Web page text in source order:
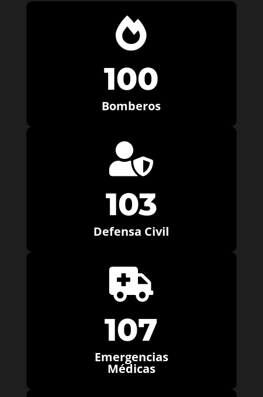

100
Bomberos

103
Defensa Civil

107
Emergencias
Médicas